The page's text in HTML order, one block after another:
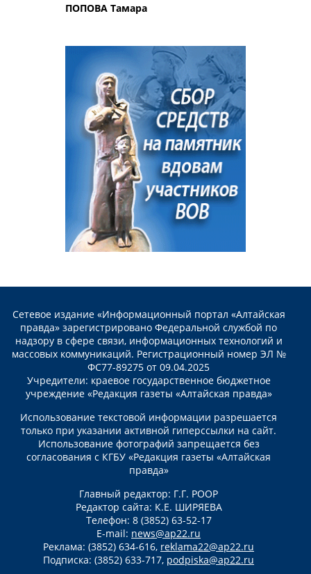
ПОПОВА Тамара
Сетевое издание «Информационный портал «Алтайская
правда» зарегистрировано Федеральной службой по
надзору в сфере связи, информационных технологий и
массовых коммуникаций. Регистрационный номер ЭЛ №
ФС77-89275 от 09.04.2025
Учредители: краевое государственное бюджетное
учреждение «Редакция газеты «Алтайская правда»
Использование текстовой информации разрешается
только при указании активной гиперссылки на сайт.
Использование фотографий запрещается без
согласования с КГБУ «Редакция газеты «Алтайская
правда»
Главный редактор: Г.Г. РООР
Редактор сайта: К.Е. ШИРЯЕВА
Телефон: 8 (3852) 63-52-17
E-mail: news@ap22.ru
Реклама: (3852) 634-616, reklama22@ap22.ru
Подписка: (3852) 633-717, podpiska@ap22.ru